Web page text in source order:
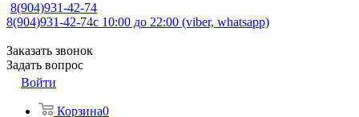
8(904)931-42-74
8(904)931-42-74с 10:00 до 22:00 (viber, whatsapp)
Заказать звонок
Задать вопрос
Войти
Корзина0